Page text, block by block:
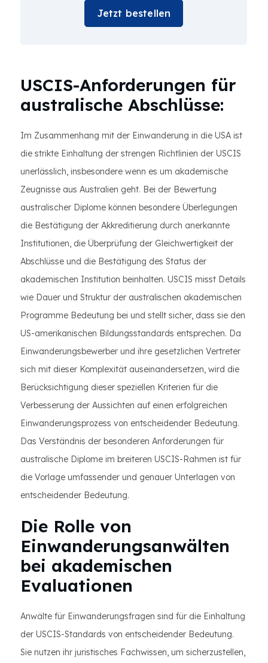
Jetzt bestellen
USCIS-Anforderungen für
australische Abschlüsse:
Im Zusammenhang mit der Einwanderung in die USA ist
die strikte Einhaltung der strengen Richtlinien der USCIS
unerlässlich, insbesondere wenn es um akademische
Zeugnisse aus Australien geht. Bei der Bewertung
australischer Diplome können besondere Überlegungen
die Bestätigung der Akkreditierung durch anerkannte
Institutionen, die Überprüfung der Gleichwertigkeit der
Abschlüsse und die Bestätigung des Status der
akademischen Institution beinhalten. USCIS misst Details
wie Dauer und Struktur der australischen akademischen
Programme Bedeutung bei und stellt sicher, dass sie den
US-amerikanischen Bildungsstandards entsprechen. Da
Einwanderungsbewerber und ihre gesetzlichen Vertreter
sich mit dieser Komplexität auseinandersetzen, wird die
Berücksichtigung dieser speziellen Kriterien für die
Verbesserung der Aussichten auf einen erfolgreichen
Einwanderungsprozess von entscheidender Bedeutung.
Das Verständnis der besonderen Anforderungen für
australische Diplome im breiteren USCIS-Rahmen ist für
die Vorlage umfassender und genauer Unterlagen von
entscheidender Bedeutung.
Die Rolle von
Einwanderungsanwälten
bei akademischen
Evaluationen
Anwälte für Einwanderungsfragen sind für die Einhaltung
der USCIS-Standards von entscheidender Bedeutung.
Sie nutzen ihr juristisches Fachwissen, um sicherzustellen,